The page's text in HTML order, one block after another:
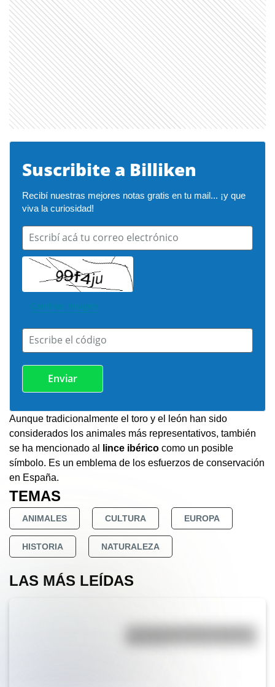
Suscribite a Billiken
Recibí nuestras mejores notas gratis en tu mail... ¡y que
viva la curiosidad!
Escribí acá tu correo electrónico
Cambiar imagen
Escribe el código
Aunque tradicionalmente el toro y el león han sido
considerados los animales más representativos, también
se ha mencionado al
lince ibérico como un posible
símbolo. Es un emblema de los esfuerzos de conservación
en España.
TEMAS
ANIMALES CULTURA EUROPA
HISTORIA NATURALEZA
LAS MÁS LEÍDAS
La vida de San Martín contada